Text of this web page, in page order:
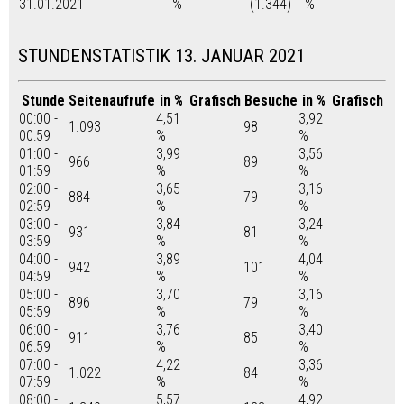
31.01.2021 % (1.344) %
STUNDENSTATISTIK 13. JANUAR 2021
Stunde Seitenaufrufe in % Grafisch Besuche in % Grafisch
00:00 -
00:59
1.093
4,51
%
98
3,92
%
01:00 -
01:59
966
3,99
%
89
3,56
%
02:00 -
02:59
884
3,65
%
79
3,16
%
03:00 -
03:59
931
3,84
%
81
3,24
%
04:00 -
04:59
942
3,89
%
101
4,04
%
05:00 -
05:59
896
3,70
%
79
3,16
%
06:00 -
06:59
911
3,76
%
85
3,40
%
07:00 -
07:59
1.022
4,22
%
84
3,36
%
08:00 -
5,57 4,92